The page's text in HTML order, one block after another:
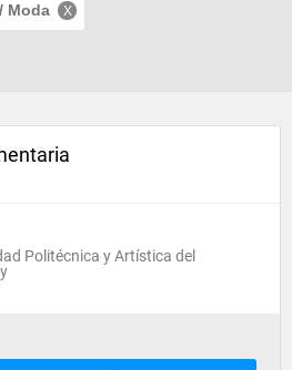
Moda
Politécnica y Artística del